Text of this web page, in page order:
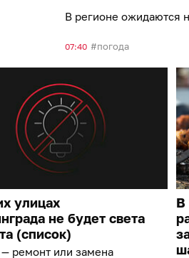
В регионе ожидаются
07:40 погода
улицах
не будет света
(список)
ремонт или замена
В